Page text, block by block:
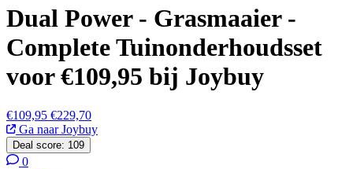
Dual Power - Grasmaaier -
Complete Tuinonderhoudsset
voor €109,95 bij Joybuy
€109,95 €229,70
Ga naar Joybuy
Deal score: 109
0